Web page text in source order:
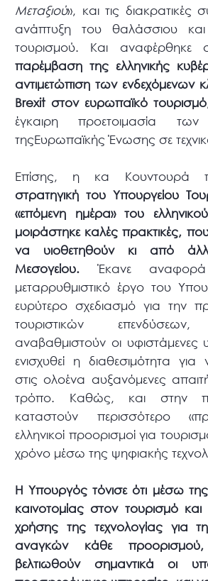
Μεταξιού», και τις διακρατικές
ανάπτυξη του θαλάσσιου
τουρισμού. Και αναφέρθηκε
παρέμβαση της ελληνικής
αντιμετώπιση των ενδεχόμενων
Brexit στον ευρωπαϊκό τουρισμό
έγκαιρη προετοιμασία
τηςΕυρωπαϊκής Ένωσης σε
Επίσης, η κα Κουντουρά
στρατηγική του Υπουργείου
«επόμενη ημέρα» του
μοιράστηκε καλές πρακτικές,
να υιοθετηθούν κι από
Μεσογείου. Έκανε αναφορά
μεταρρυθμιστικό έργο του
ευρύτερο σχεδιασμό για την
τουριστικών
αναβαθμιστούν οι υφιστάμενες
ενισχυθεί η διαθεσιμότητα για
στις ολοένα αυξανόμενες
τρόπο. Καθώς, και στην
καταστούν περισσότερο
ελληνικοί προορισμοί για
χρόνο μέσω της ψηφιακής
Η Υπουργός τόνισε ότι μέσω
καινοτομίας στον τουρισμό και
χρήσης της τεχνολογίας για
αναγκών κάθε
βελτιωθούν σημαντικά οι